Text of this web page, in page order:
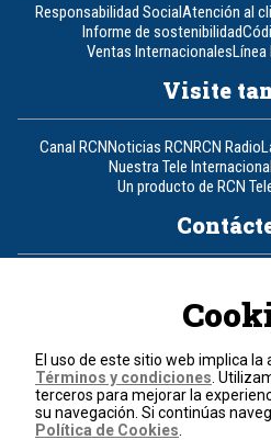
Responsabilidad SocialAtención al
Informe de sostenibilidad
Ventas InternacionalesLínea
Visite
Canal RCNNoticias RCNRCN Radio
Nuestra Tele Internacional
Un producto de RCN
Política de
Términos y
© 2026, RCN
Todos los derechos
El uso de este sitio web implica la
Términos y condiciones .
terceros para mejorar la
su navegación. Si continúas
Política de Cookies